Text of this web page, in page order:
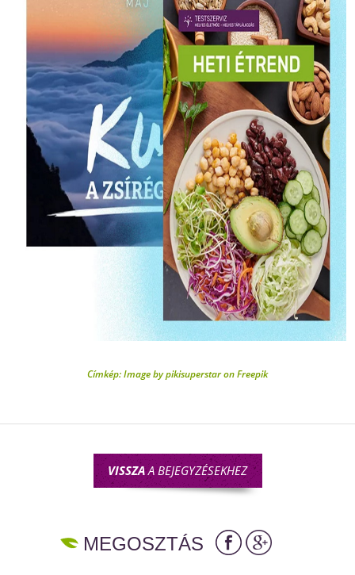
Címkép: Image by pikisuperstar on Freepik
VISSZAA BEJEGYZÉSEKHEZ
MEGOSZTÁS